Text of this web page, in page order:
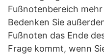
Fußnotenbereich
Bedenken Sie
Fußnoten das Ende
Frage kommt, wenn